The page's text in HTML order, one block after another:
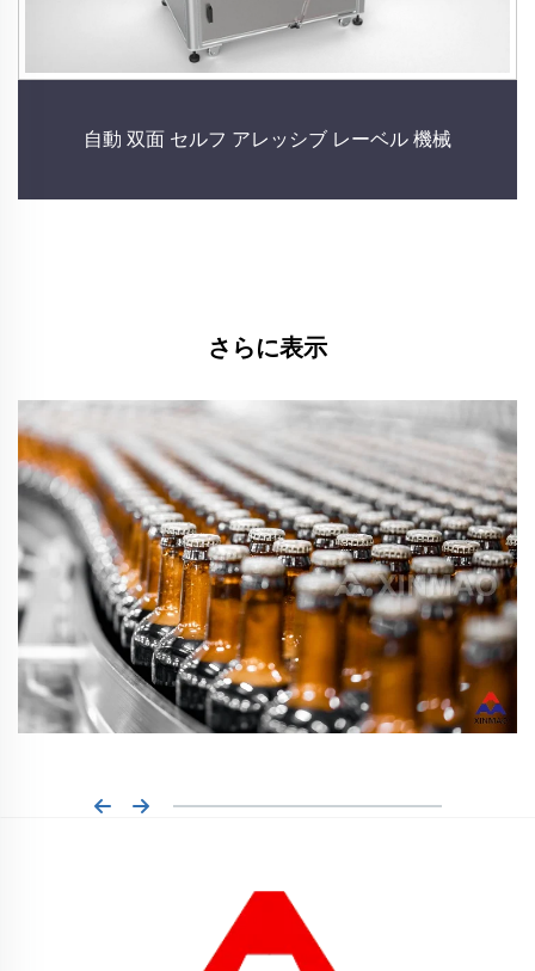
自動 双面 セルフ アレッシブ レーベル 機械
さらに表示